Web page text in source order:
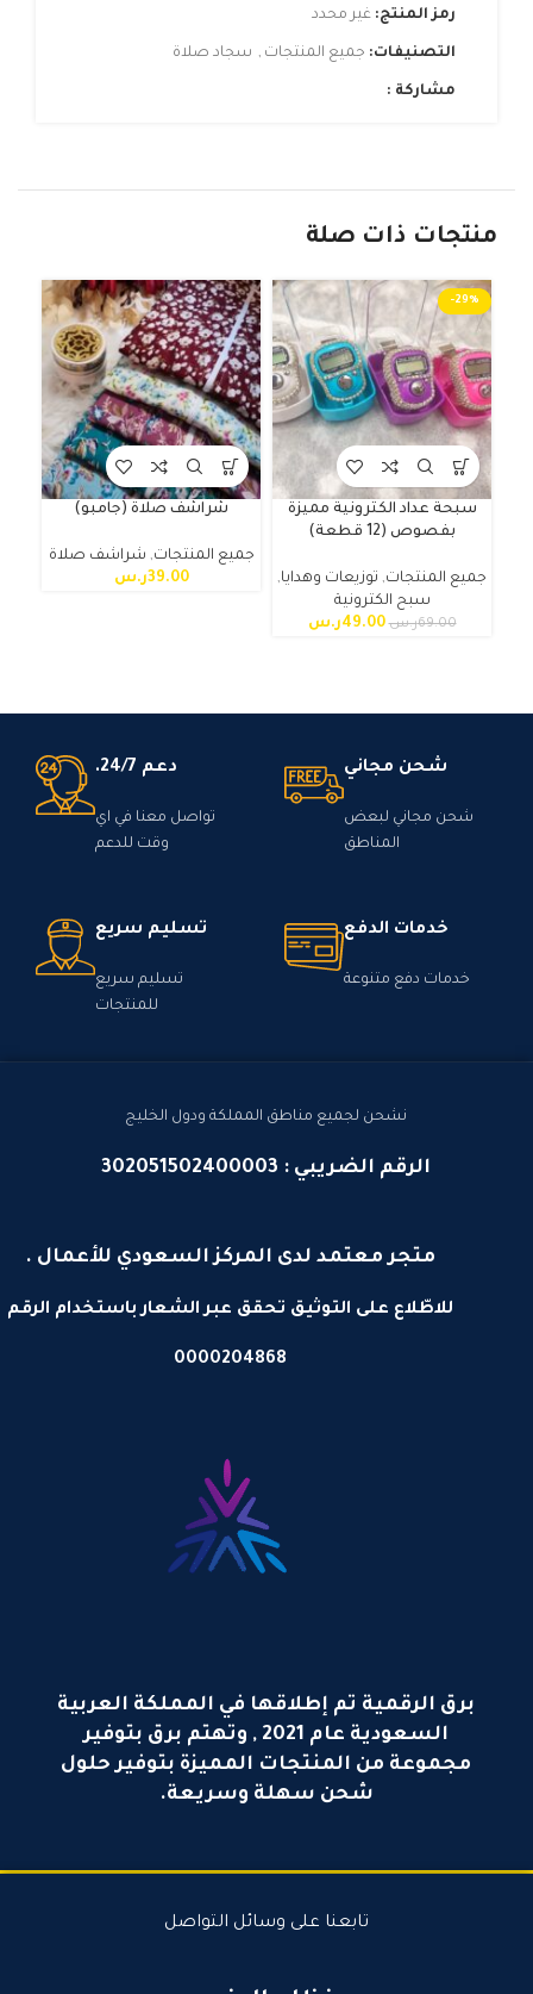
رمز المنتج: غير محدد
التصنيفات: جميع المنتجات , سجاد صلاة
مشاركة :
منتجات ذات صلة
-29%
سبحة عداد الكترونية مميزة
بفصوص (12 قطعة)
جميع المنتجات, توزيعات وهدايا,
سبح الكترونية
69.00ر.س 49.00ر.س
شراشف صلاة (جامبو)
جميع المنتجات, شراشف صلاة
39.00ر.س
شحن مجاني
شحن مجاني لبعض
المناطق
دعم 24/7.
تواصل معنا في اي
وقت للدعم
خدمات الدفع
خدمات دفع متنوعة
تسليم سريع
تسليم سريع
للمنتجات
نشحن لجميع مناطق المملكة ودول الخليج
الرقم الضريبي : 302051502400003
متجر معتمد لدى المركز السعودي للأعمال .
للاطّلاع على التوثيق تحقق عبر الشعار باستخدام الرقم
0000204868
برق الرقمية تم إطلاقها في المملكة العربية
السعودية عام 2021 , وتهتم برق بتوفير
مجموعة من المنتجات المميزة بتوفير حلول
شحن سهلة وسريعة.
تابعنا على وسائل التواصل